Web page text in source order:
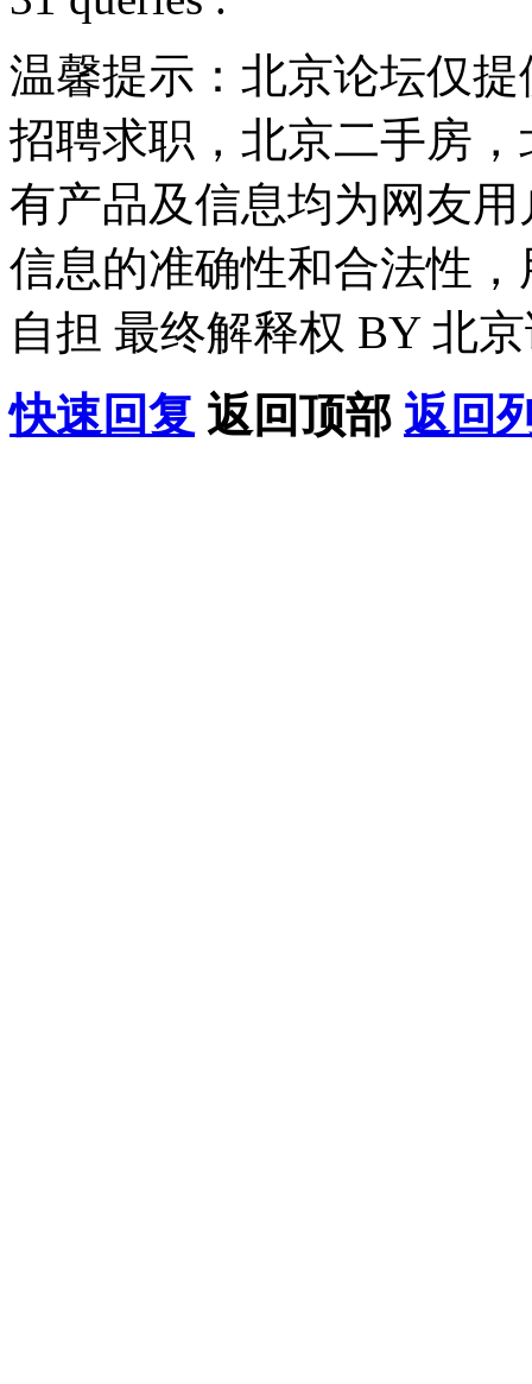
温馨提示：北京论坛仅
招聘求职，北京二手房
有产品及信息均为网友
信息的准确性和合法性
自担 最终解释权 BY 北
快速回复 返回顶部 返回